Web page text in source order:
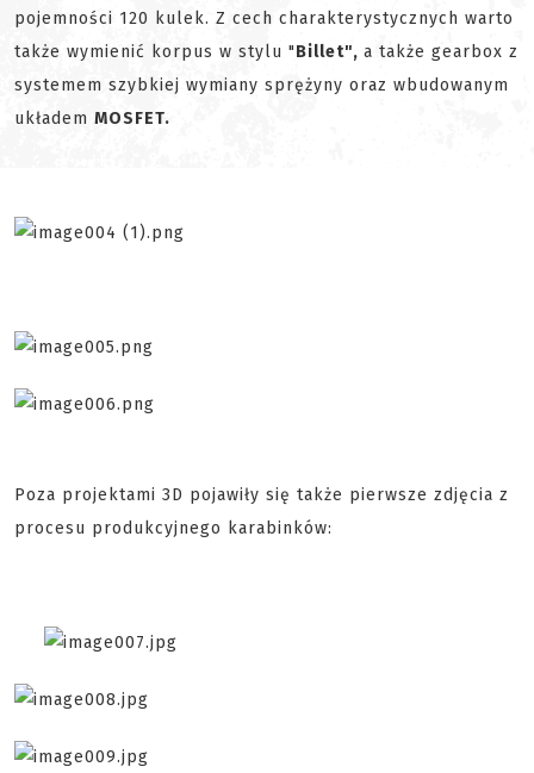
pojemności 120 kulek. Z cech charakterystycznych warto
także wymienić korpus w stylu "Billet", a także gearbox z
systemem szybkiej wymiany sprężyny oraz wbudowanym
układem MOSFET.
Poza projektami 3D pojawiły się także pierwsze zdjęcia z
procesu produkcyjnego karabinków: